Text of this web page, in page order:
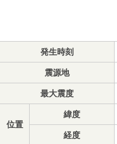
発生時刻
震源地
最大震度
位置
緯度
経度